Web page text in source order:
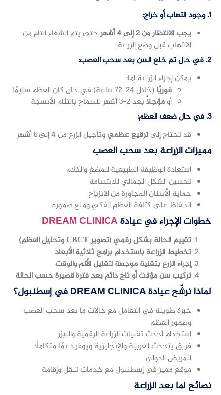
1. وجود التهاب أو خراج:
يجب الانتظار من 2 إلى 4 أشهر
حتى يتم الشفاء التام من
الالتهاب قبل وضع الزرعة.
2. في حال تم خلع السن بعد سحب العصب:
يمكن إجراء الزراعة إما:
فوريًا(خلال 24-72 ساعة) في حال كان العظم سليمًا
أومؤجلاًبعد 2-3 أشهر للسماح بالتئام الأنسجة
3. في حال ضعف العظم:
قد تحتاج إلىترقيع عظميوتأجيل الزرع من 4 إلى 6 أشهر
مميزات الزراعة بعد سحب العصب
استعادة الوظيفة الطبيعية للمضغ والكلام
تحسين الشكل الجمالي للابتسامة
حماية الأسنان المجاورة من الانزياح
الحفاظ على كثافة العظم الفكي ومنع ضموره
خطوات الإجراء في عيادةDREAM CLINICA
تقييم الحالة بشكل رقمي (تصوير CBCT وتحليل العظم)
تخطيط الزراعة باستخدام برامج ثلاثية الأبعاد
إجراء الزرع بتقنية موجهة لتقليل الألم والوقت
تركيب سن مؤقت أو تاج دائم بعد فترة قصيرة حسب الحالة
لماذا نرشّح عيادة DREAM CLINICA في إسطنبول؟
خبرة طويلة في التعامل مع حالات ما بعد سحب العصب
وضمور العظم
استخدام أحدث تقنيات الزراعة الرقمية والليزر
فريق يتحدث العربية والإنجليزية ويوفر دعمًا متكاملًا
للمريض الدولي
موقع مميز في إسطنبول مع خدمات تنقل وإقامة
نصائح لما بعد الزراعة